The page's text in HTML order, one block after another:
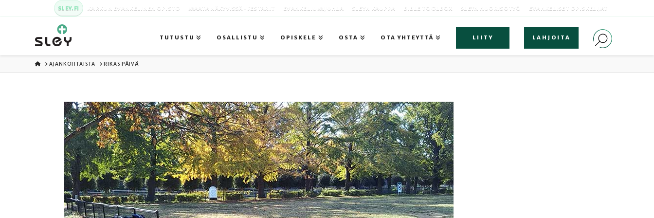
SLEY.FI KARKUN EVANKELINEN OPISTO MAATA NÄKYVISSÄ -FESTARIT EVANKELIUMIJUHLA SLEYN KAUPPA BIBLE TOOLBOX SLEYN NUORISOTYÖ EVANKELISET OPISKELIJAT
TUTUSTU OSALLISTU OPISKELE OSTA OTA YHTEYTTÄ LIITY LAHJOITA
ETUSIVU
AJANKOHTAISTA RIKAS PÄIVÄ